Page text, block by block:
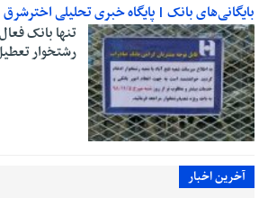
بایگانی‌های بانک | پایگاه خبری تحلیلی اخترشرق
تنها بانک
رشتخوار
آخرین اخبار